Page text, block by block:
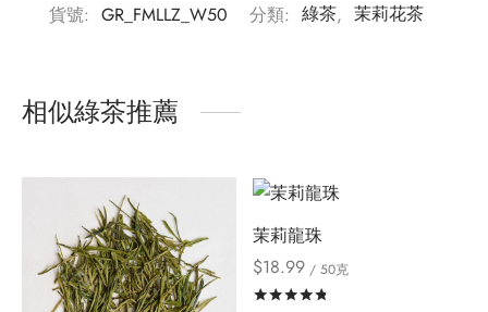
貨號: GR_FMLLZ_W50 分類: 綠茶, 茉莉花茶
相似綠茶推薦
茉莉龍珠
$18.99/ 50克